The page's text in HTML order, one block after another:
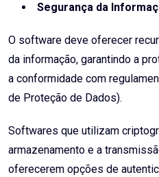
Segurança da
O software deve oferecer
da informação, garantindo a
a conformidade com
de Proteção de Dados).
Softwares que utilizam
armazenamento e a
oferecerem opções de